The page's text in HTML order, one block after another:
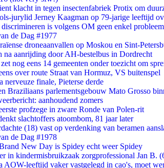
klacht in tegen insectenfabriek Protix om
jurylid Jerney Kaagman op 79-jarige leeftijd
is volgens OM geen enkel probleem
de Dag #1977
droneaanvallen op Moskou en Sint-
na aanrijding door AH-bestelbus in Dordrecht
nog eens 14 gemeenten onder toezicht om
over route Straat van Hormuz, VS buitenspel
nerveuze finale, Pieterse derde
Braziliaans parlementsgebouw Mato Grosso
aanhoudend zomers
profzege in zware Ronde van Polen-rit
slachtoffers atoombom, 81 jaar later
(18) vast op verdenking van beramen
de Dag #1978
New Day is Spidey echt weer Spidey
in kindermisbruikzaak zorgprofessional Jan B.
AOW-leeftijd vaker vastgelegd in cao's, moet